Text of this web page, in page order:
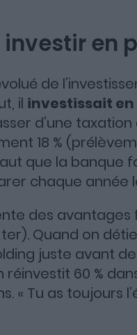
en
de
il investissait en
d’une
18 %
que la
chaque année
des
ter). Quand on
juste avant
réinvestit 60 %
« Tu as toujours